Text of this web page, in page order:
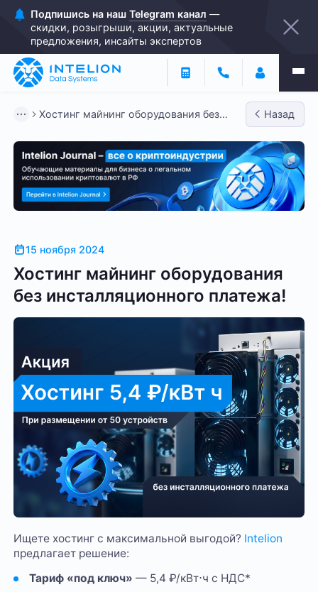
Подпишись на наш Telegram канал —
скидки, розыгрыши, акции, актуальные
предложения, инсайты экспертов
Хостинг майнинг оборудования без
Назад
15 ноября 2024
Хостинг майнинг оборудования
без инсталляционного платежа!
Ищете хостинг с максимальной выгодой? Intelion
предлагает решение:
Тариф «под ключ» — 5,4 ₽/кВт⋅ч с НДС*